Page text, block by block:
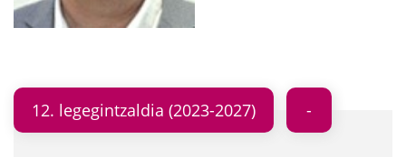
12. legegintzaldia (2023-2027)